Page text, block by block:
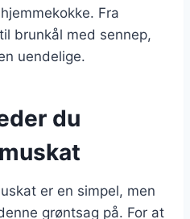
Fra
brunkål med sennep,
uendelige.
du
er en simpel, men
grøntsag på. For at